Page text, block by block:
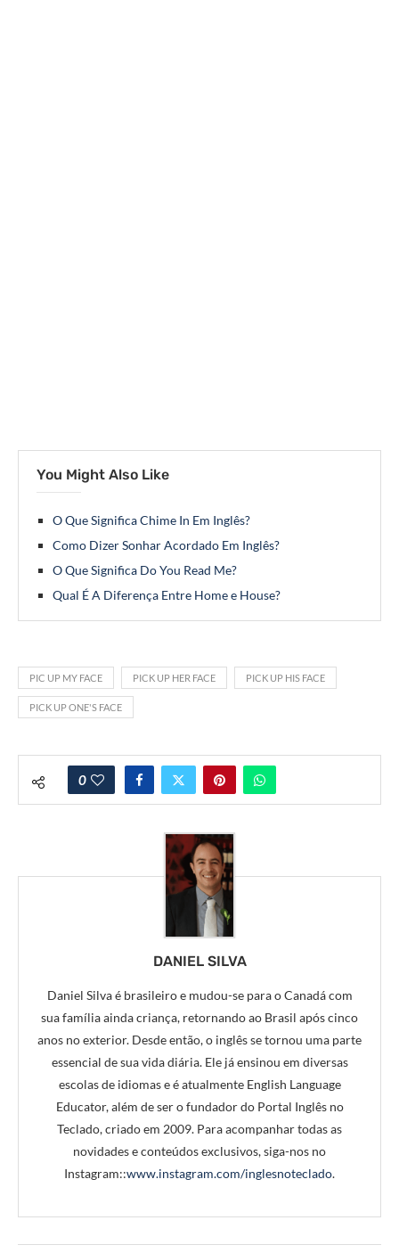
You Might Also Like
O Que Significa Chime In Em Inglês?
Como Dizer Sonhar Acordado Em Inglês?
O Que Significa Do You Read Me?
Qual É A Diferença Entre Home e House?
PIC UP MY FACE PICK UP HER FACE PICK UP HIS FACE
PICK UP ONE'S FACE
0
DANIEL SILVA
Daniel Silva é brasileiro e mudou-se para o Canadá com
sua família ainda criança, retornando ao Brasil após cinco
anos no exterior. Desde então, o inglês se tornou uma parte
essencial de sua vida diária. Ele já ensinou em diversas
escolas de idiomas e é atualmente English Language
Educator, além de ser o fundador do Portal Inglês no
Teclado, criado em 2009. Para acompanhar todas as
novidades e conteúdos exclusivos, siga-nos no
Instagram::www.instagram.com/inglesnoteclado.